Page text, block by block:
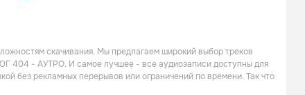
скачивания. Мы предлагаем широкий выбор треков
404 - АУТРО. И самое лучшее - все аудиозаписи доступны для
без рекламных перерывов или ограничений по времени. Так что